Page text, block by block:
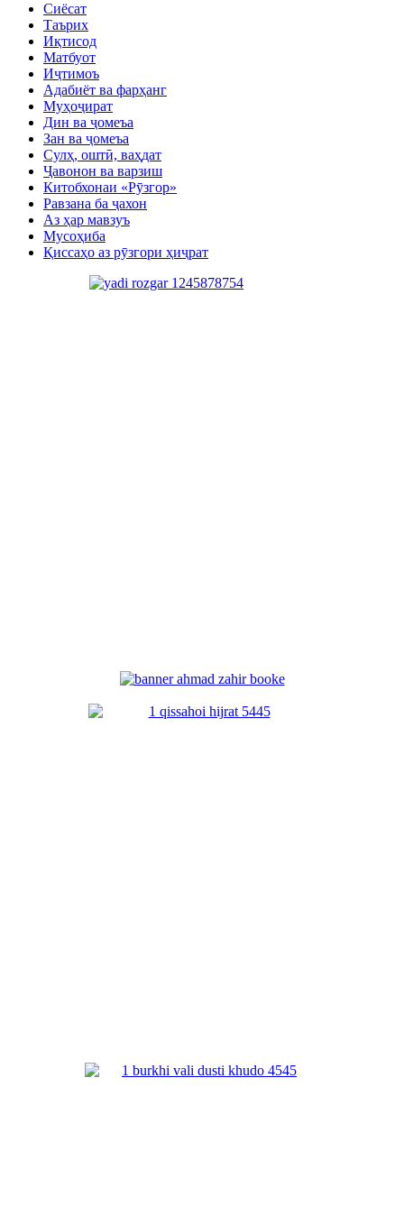
Сиёсат
Таърих
Иқтисод
Матбуот
Иҷтимоъ
Адабиёт ва фарҳанг
Муҳоҷират
Дин ва ҷомеъа
Зан ва ҷомеъа
Сулҳ, оштӣ, ваҳдат
Ҷавонон ва варзиш
Китобхонаи «Рӯзгор»
Равзана ба ҷахон
Аз ҳар мавзуъ
Мусоҳиба
Қиссаҳо аз рӯзгори ҳиҷрат